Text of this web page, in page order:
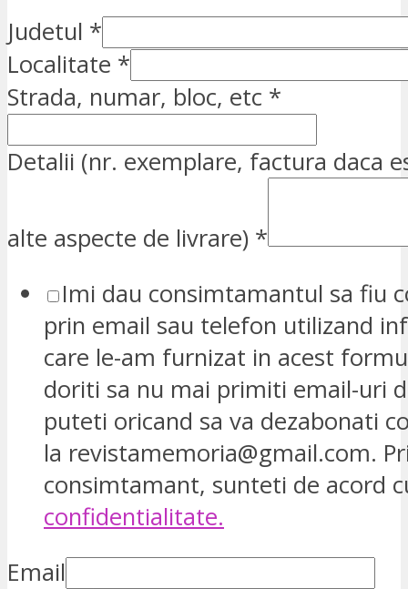
Judetul *
Localitate *
Strada, numar, bloc, etc *
Detalii (nr. exemplare, factura daca
alte aspecte de livrare) *
Imi dau consimtamantul sa fiu
prin email sau telefon utilizand
care le-am furnizat in acest
doriti sa nu mai primiti email-uri
puteti oricand sa va dezabonati
la revistamemoria@gmail.com.
consimtamant, sunteti de acord
confidentialitate.
Email